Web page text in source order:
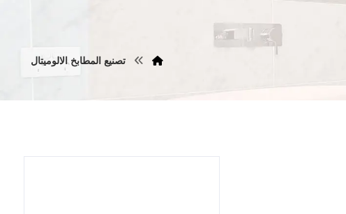
تصنيع المطابخ الالوميتال